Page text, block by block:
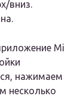
вниз.
Mi
нажимаем
несколько